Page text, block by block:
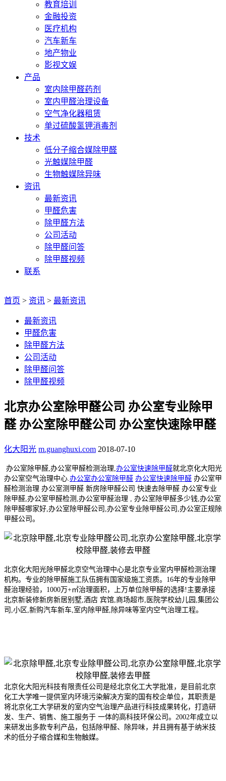
教育培训
金融投资
医疗机构
汽车新车
地产物业
影视文娱
产品
室内除甲醛药剂
室内甲醛治理设备
空气净化器租赁
单过硫酸氢钾消毒剂
技术
低分子缩合媒除甲醛
光触媒除甲醛
生物触媒除异味
资讯
最新资讯
甲醛危害
除甲醛方法
公司活动
除甲醛问答
除甲醛视频
联系
首页 > 资讯 > 最新资讯
最新资讯
甲醛危害
除甲醛方法
公司活动
除甲醛问答
除甲醛视频
北京办公室除甲醛公司 办公室专业除甲
醛 办公室除甲醛公司 办公室快速除甲醛
化大阳光 m.guanghuxi.com 2018-07-10
办公室除甲醛,办公室甲醛检测治理, 办公室快速除甲醛就北京化大阳光
办公室空气治理中心. 办公室办公室除甲醛 办公室快速除甲醛 办公室甲
醛检测治理 办公室测甲醛 新房除甲醛公司 快速去除甲醛 办公室专业
除甲醛,办公室甲醛检测,办公室甲醛治理 , 办公室除甲醛多少钱,办公室
除甲醛哪家好,办公室除甲醛公司,办公室专业除甲醛公司,办公室正规除
甲醛公司。
北京化大阳光除甲醛北京空气治理中心是北京专业室内甲醛检测治理
机构。专业的除甲醛施工队伍拥有国家级施工资质。16年的专业除甲
醛治理经验，1000万+㎡治理面积，上万单位除甲醛的选择!主要承接
北京新装修新房新居别墅,酒店 宾馆,商场超市,医院学校幼儿园,集团公
司,小区,新购汽车新车,室内除甲醛,除异味等室内空气治理工程。
北京化大阳光科技有限责任公司是经北京化工大学批准，是目前北京
化工大学唯一提供室内环境污染解决方案的国有校企单位，其职责是
将北京化工大学研发的室内空气治理产品进行科技成果转化，打造研
发、生产、销售、施工服务于 一体的高科技环保公司。2002年成立以
来研发出多款专利产品，包括除甲醛、除异味，并且拥有基于纳米技
术的低分子缩合媒和生物触媒。